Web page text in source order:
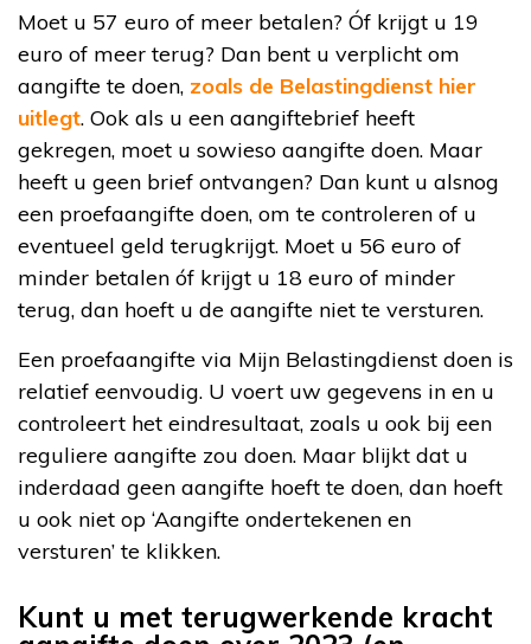
Moet u 57 euro of meer betalen? Óf krijgt u 19
euro of meer terug? Dan bent u verplicht om
aangifte te doen, zoals de Belastingdienst hier
uitlegt. Ook als u een aangiftebrief heeft
gekregen, moet u sowieso aangifte doen. Maar
heeft u geen brief ontvangen? Dan kunt u alsnog
een proefaangifte doen, om te controleren of u
eventueel geld terugkrijgt. Moet u 56 euro of
minder betalen óf krijgt u 18 euro of minder
terug, dan hoeft u de aangifte niet te versturen.
Een proefaangifte via Mijn Belastingdienst doen is
relatief eenvoudig. U voert uw gegevens in en u
controleert het eindresultaat, zoals u ook bij een
reguliere aangifte zou doen. Maar blijkt dat u
inderdaad geen aangifte hoeft te doen, dan hoeft
u ook niet op ‘Aangifte ondertekenen en
versturen’ te klikken.
Kunt u met terugwerkende kracht